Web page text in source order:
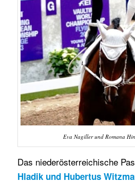
Eva Nagiller und Romana
Das niederösterreichische
Hladik und Hubertus